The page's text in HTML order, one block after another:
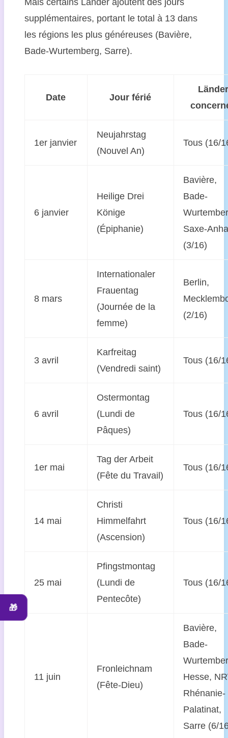
supplémentaires, portant le total à 13 dans
les régions les plus généreuses (Bavière,
Bade-Wurtemberg, Sarre).
Date Jour férié
1er janvier
Neujahrstag
(Nouvel An)
Tous (16/
6 janvier
Heilige Drei
Könige
(Épiphanie)
Bavière,
Bade-
Saxe-
(3/16)
8 mars
Internationaler
Frauentag
(Journée de la
femme)
Berlin,
(2/16)
3 avril
Karfreitag
(Vendredi saint)
Tous (16/
6 avril
Ostermontag
(Lundi de
Pâques)
Tous (16/
1er mai
Tag der Arbeit
(Fête du Travail)
Tous (16/
14 mai
Christi
Himmelfahrt
(Ascension)
Tous (16/
25 mai
Pfingstmontag
(Lundi de
Pentecôte)
Tous (16/
11 juin
Fronleichnam
(Fête-Dieu)
Bavière,
Bade-
Hesse,
Rhénanie-
Palatinat,
Sarre (6/
🎁